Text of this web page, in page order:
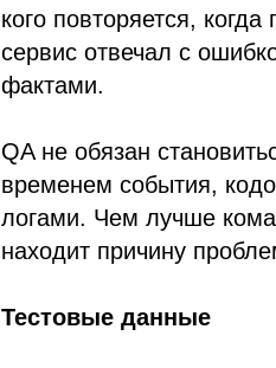
кого повторяется,
сервис отвечал с
фактами.
QA не обязан
временем события,
логами. Чем лучше
находит причину
Тестовые данные